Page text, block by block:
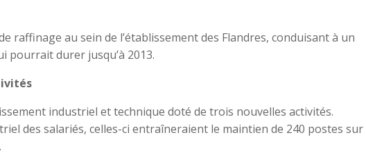
raffinage au sein de l’établissement des Flandres, conduisant à un
pourrait durer jusqu’à 2013.
industriel et technique doté de trois nouvelles activités.
des salariés, celles-ci entraîneraient le maintien de 240 postes sur